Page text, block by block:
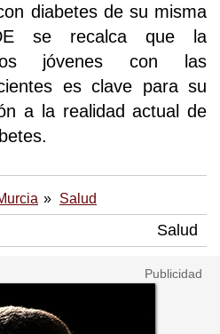
diabetes de su misma
se recalca que la
jóvenes con las
es clave para su
a la realidad actual de
Salud
Salud